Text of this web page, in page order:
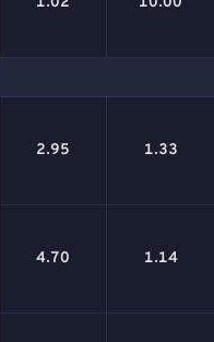
2.95 1.33
4.70 1.14